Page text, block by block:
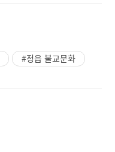
#정읍 불교문화